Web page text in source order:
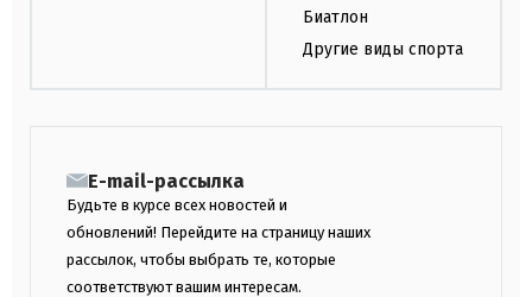
Биатлон
Другие виды спорта
E-mail-рассылка
Будьте в курсе всех новостей и
обновлений! Перейдите на страницу наших
рассылок, чтобы выбрать те, которые
соответствуют вашим интересам.